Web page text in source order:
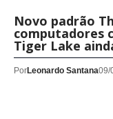
Novo padrão
computadores
Tiger Lake
PorLeonardo Santana09/